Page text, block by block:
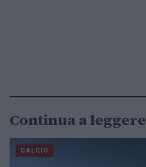
Continua a leggere
CALCIO